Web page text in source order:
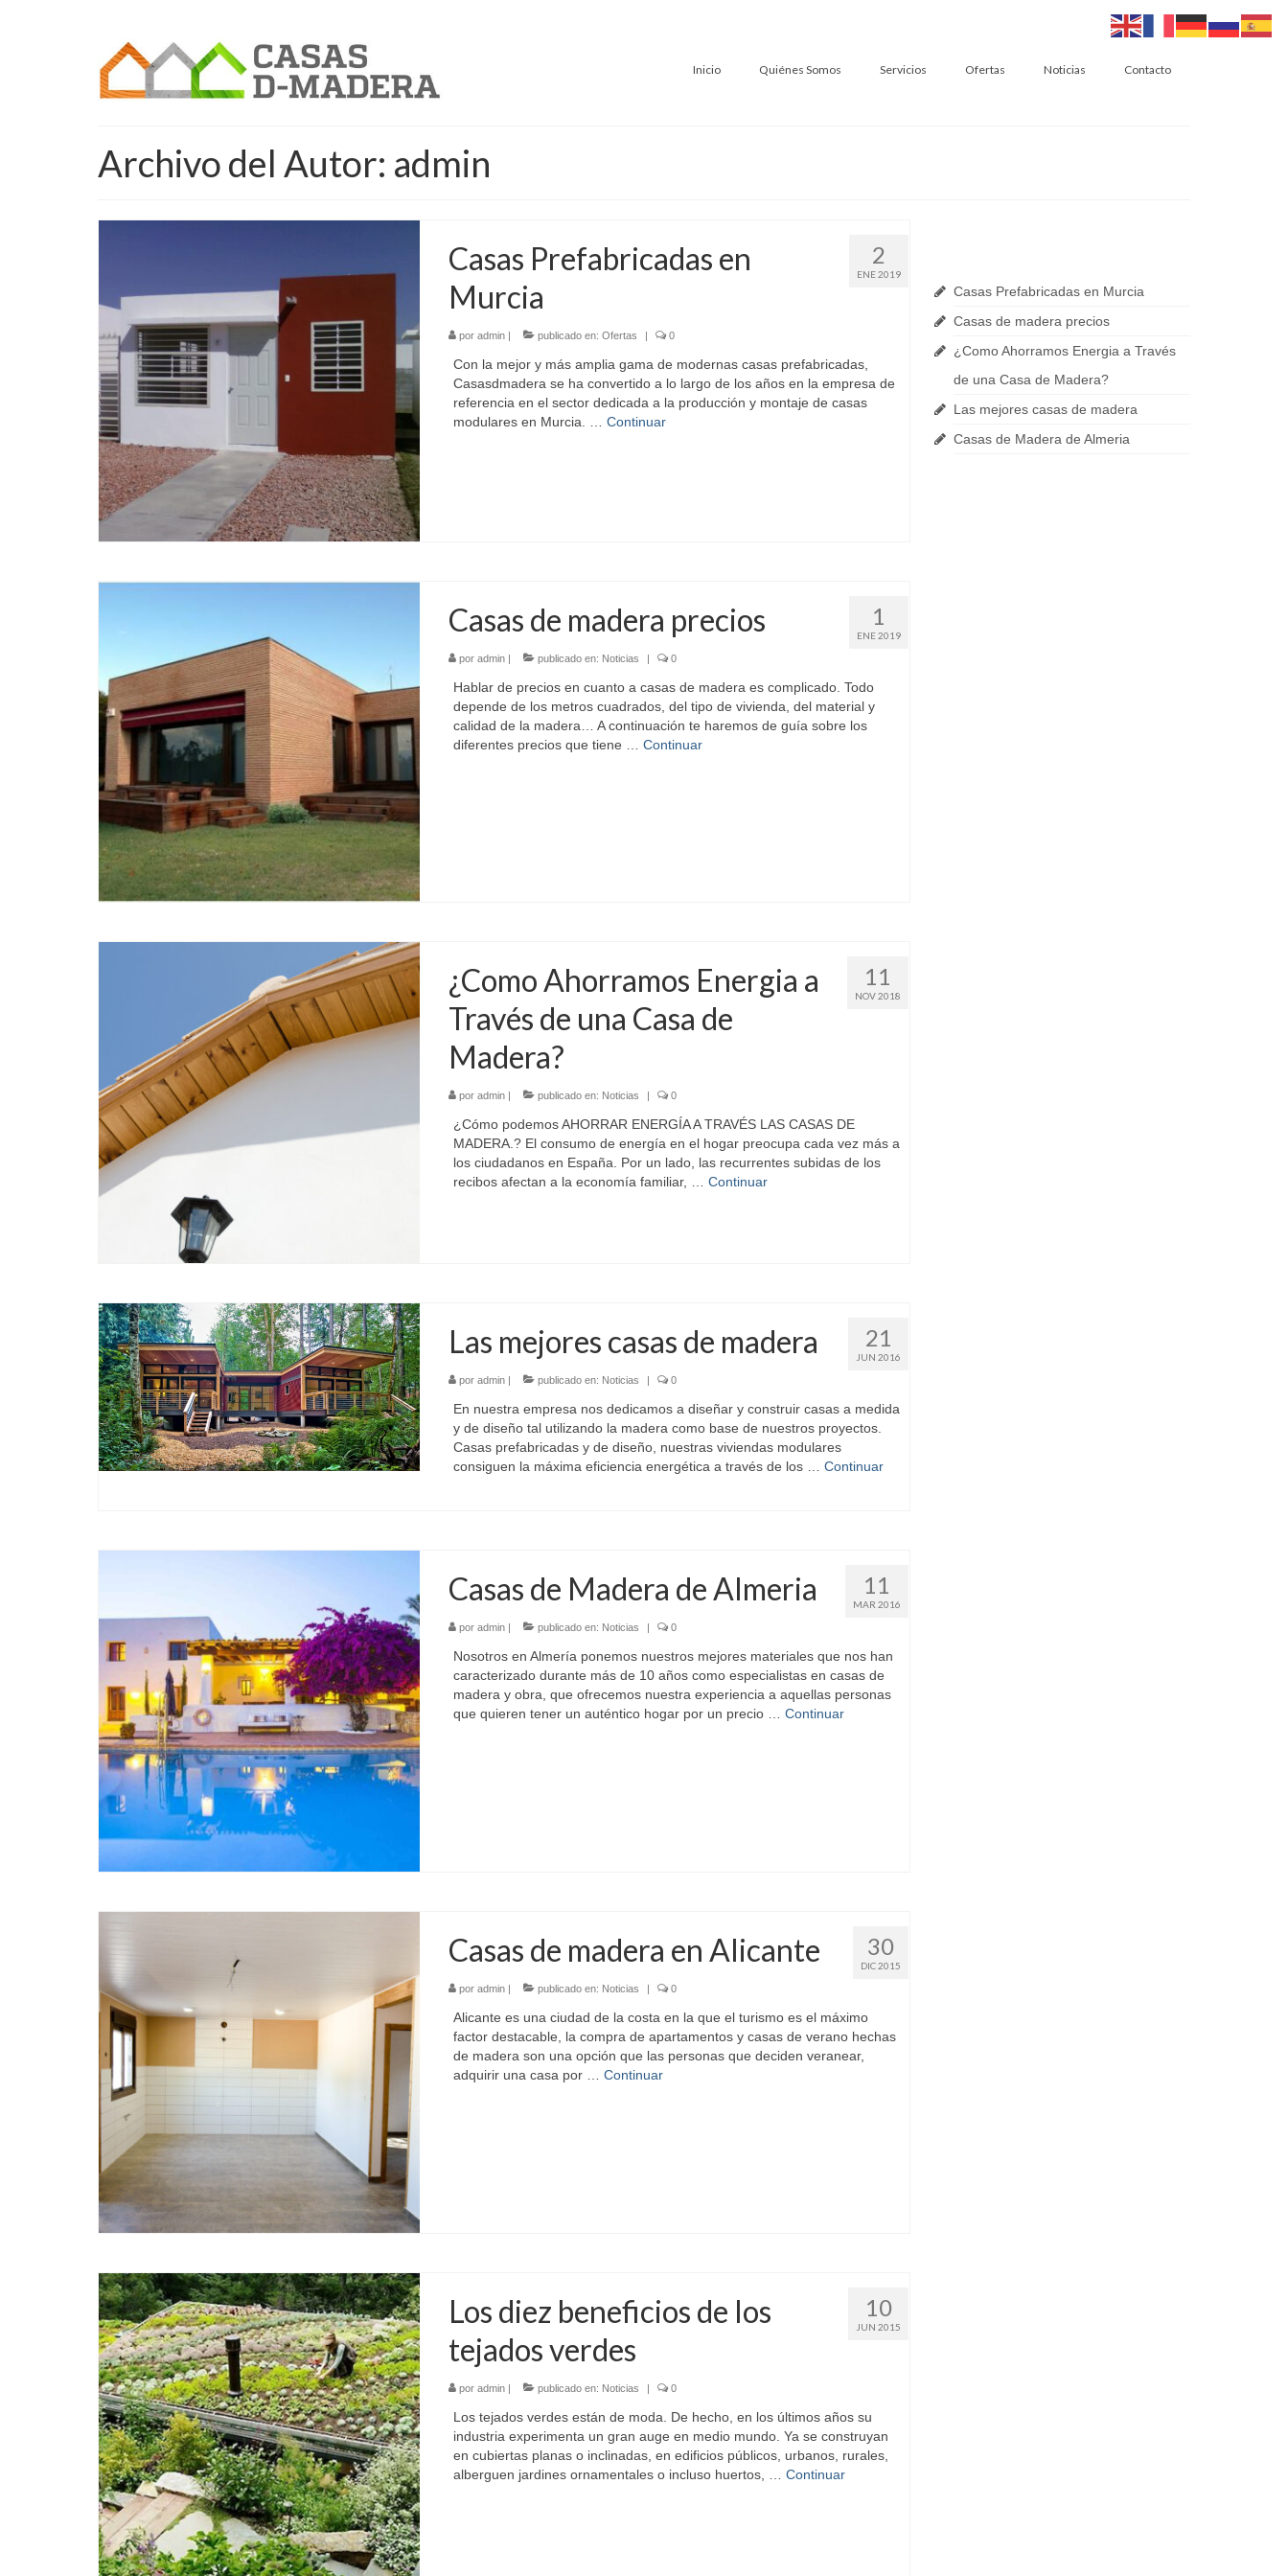
Inicio Quiénes Somos Servicios Ofertas Noticias Contacto
Archivo del Autor: admin
2
ENE 2019
Casas Prefabricadas en
Murcia
por admin| publicado en: Ofertas | 0
Con la mejor y más amplia gama de modernas casas prefabricadas,
Casasdmadera se ha convertido a lo largo de los años en la empresa de
referencia en el sector dedicada a la producción y montaje de casas
modulares en Murcia. … Continuar
1
ENE 2019
Casas de madera precios
por admin| publicado en: Noticias | 0
Hablar de precios en cuanto a casas de madera es complicado. Todo
depende de los metros cuadrados, del tipo de vivienda, del material y
calidad de la madera… A continuación te haremos de guía sobre los
diferentes precios que tiene … Continuar
11
NOV 2018
¿Como Ahorramos Energia a
Través de una Casa de
Madera?
por admin| publicado en: Noticias 0
¿Cómo podemos AHORRAR ENERGÍA A TRAVÉS LAS CASAS DE
MADERA.? El consumo de energía en el hogar preocupa cada vez más a
los ciudadanos en España. Por un lado, las recurrentes subidas de los
recibos afectan a la economía familiar, … Continuar
21
JUN 2016
Las mejores casas de madera
por admin| publicado en: Noticias | 0
En nuestra empresa nos dedicamos a diseñar y construir casas a medida
y de diseño tal utilizando la madera como base de nuestros proyectos.
Casas prefabricadas y de diseño, nuestras viviendas modulares
consiguen la máxima eficiencia energética a través de los … Continuar
11
MAR 2016
Casas de Madera de Almeria
por admin| publicado en: Noticias | 0
Nosotros en Almería ponemos nuestros mejores materiales que nos han
caracterizado durante más de 10 años como especialistas en casas de
madera y obra, que ofrecemos nuestra experiencia a aquellas personas
que quieren tener un auténtico hogar por un precio … Continuar
30
DIC 2015
Casas de madera en Alicante
por admin| publicado en: Noticias | 0
Alicante es una ciudad de la costa en la que el turismo es el máximo
factor destacable, la compra de apartamentos y casas de verano hechas
de madera son una opción que las personas que deciden veranear,
adquirir una casa por … Continuar
10
JUN 2015
Los diez beneficios de los
tejados verdes
por admin| publicado en: Noticias | 0
Los tejados verdes están de moda. De hecho, en los últimos años su
industria experimenta un gran auge en medio mundo. Ya se construyan
en cubiertas planas o inclinadas, en edificios públicos, urbanos, rurales,
alberguen jardines ornamentales o incluso huertos, … Continuar
Casas Prefabricadas en Murcia
Casas de madera precios
¿Como Ahorramos Energia a Través
de una Casa de Madera?
Las mejores casas de madera
Casas de Madera de Almeria